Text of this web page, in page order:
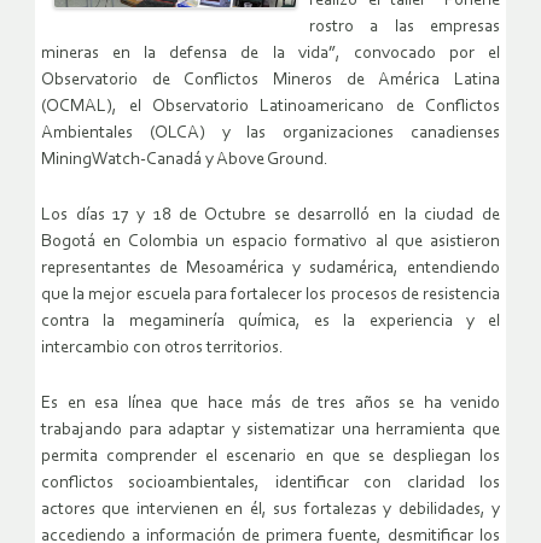
rostro a las empresas
mineras en la defensa de la vida”, convocado por el
Observatorio de Conflictos Mineros de América Latina
(OCMAL), el Observatorio Latinoamericano de Conflictos
Ambientales (OLCA) y las organizaciones canadienses
MiningWatch-Canadá y Above Ground.
Los días 17 y 18 de Octubre se desarrolló en la ciudad de
Bogotá en Colombia un espacio formativo al que asistieron
representantes de Mesoamérica y sudamérica, entendiendo
que la mejor escuela para fortalecer los procesos de resistencia
contra la megaminería química, es la experiencia y el
intercambio con otros territorios.
Es en esa línea que hace más de tres años se ha venido
trabajando para adaptar y sistematizar una herramienta que
permita comprender el escenario en que se despliegan los
conflictos socioambientales, identificar con claridad los
actores que intervienen en él, sus fortalezas y debilidades, y
accediendo a información de primera fuente, desmitificar los